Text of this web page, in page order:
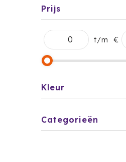
Prijs
t/m €
Kleur
Categorieën